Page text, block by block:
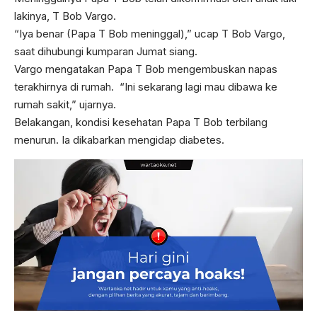
lakinya, T Bob Vargo.
“Iya benar (Papa T Bob meninggal),” ucap T Bob Vargo,
saat dihubungi kumparan Jumat siang.
Vargo mengatakan Papa T Bob mengembuskan napas
terakhirnya di rumah. “Ini sekarang lagi mau dibawa ke
rumah sakit,” ujarnya.
Belakangan, kondisi kesehatan Papa T Bob terbilang
menurun. Ia dikabarkan mengidap diabetes.